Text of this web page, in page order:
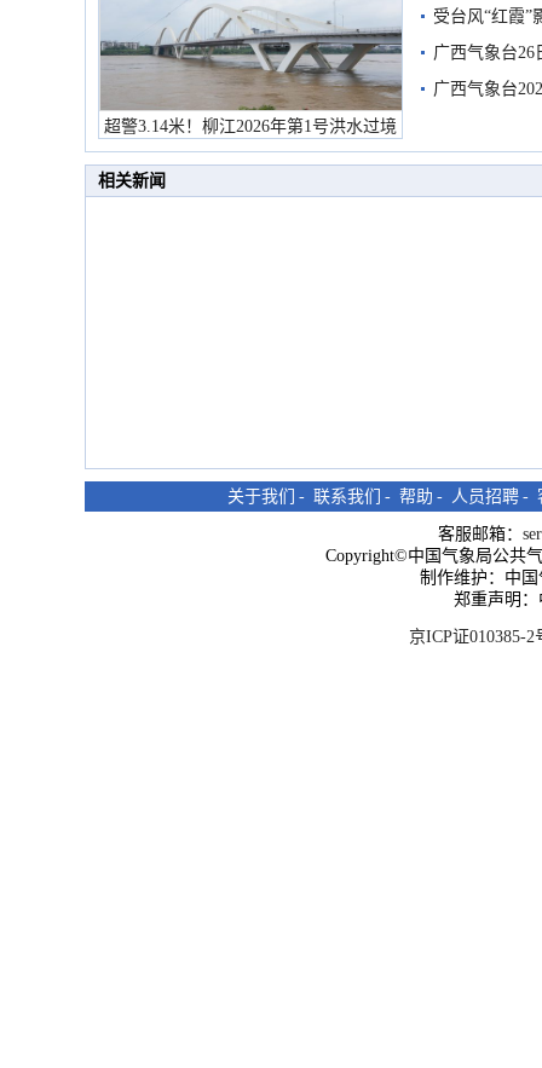
超警3.14米！柳江2026年第1号洪水过境
市民在堤岸见证汛况
受台风“红霞”
有较强降雨
广西气象台26
广西气象台
相关新闻
关于我们 - 联系我们 - 帮助 - 人员招聘 -
客服邮箱：
Copyright©中国气象局公共
制作维护：中
郑重声明
京ICP证010385-2